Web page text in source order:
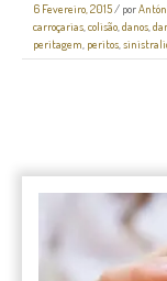
6 Fevereiro, 2015/ por
carroçarias,colisão,danos,
peritagem, peritos,